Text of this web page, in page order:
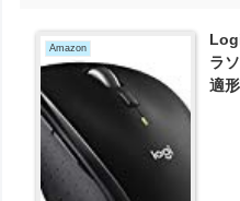
Amazon
ラ
適